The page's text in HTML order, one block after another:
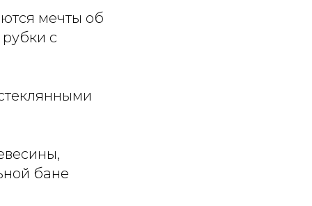
мечты об
с
бане